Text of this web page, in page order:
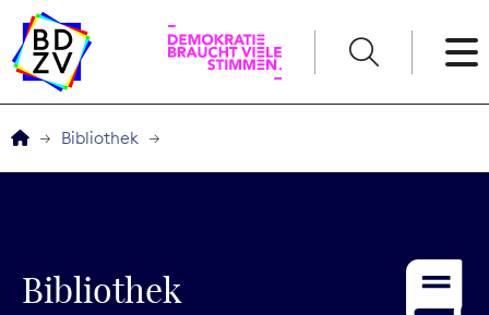
Service
Bibliothek
Bibliothek